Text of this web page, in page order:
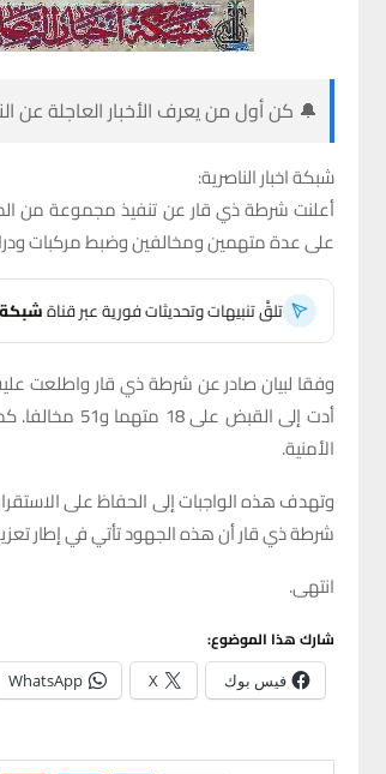
🔔 كن أول من يعرف الأخبار العاجلة عن
شبكة اخبار الناصرية:
على عدة متهمين ومخالفين وضبط مركبات
تلقَّ تنبيهات وتحديثات فورية عبر قناةشبكة
وفقا لبيان صادر عن شرطة ذي قار واطلعت عليه
الأمنية.
وتهدف هذه الواجبات إلى الحفاظ على
شرطة ذي قار أن هذه الجهود تأتي في إطار تعزيز
انتهى.
شارك هذا الموضوع:
فيس بوك X
WhatsApp